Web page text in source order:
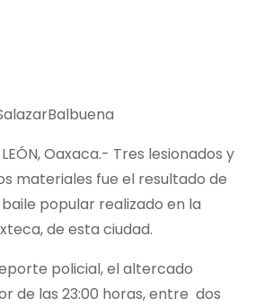
LEÓN, Oaxaca.- Tres lesionados y
materiales fue el resultado de
popular realizado en la
de esta ciudad.
policial, el altercado
de las 23:00 horas, entre dos